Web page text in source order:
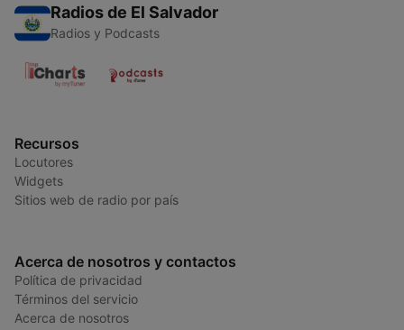
Radios de El Salvador
Radios y Podcasts
Recursos
Locutores
Widgets
Sitios web de radio por país
Acerca de nosotros y contactos
Política de privacidad
Términos del servicio
Acerca de nosotros